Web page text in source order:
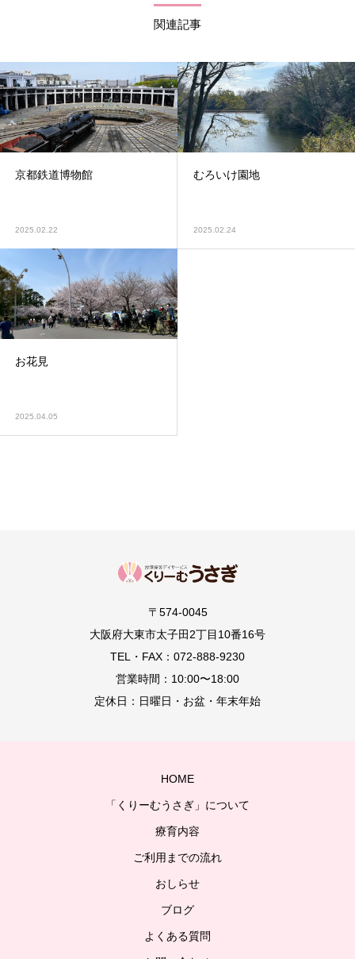
関連記事
京都鉄道博物館
2025.02.22
むろいけ園地
2025.02.24
お花見
2025.04.05
〒574-0045
大阪府大東市太子田2丁目10番16号
TEL・FAX：072-888-9230
営業時間：10:00〜18:00
定休日：日曜日・お盆・年末年始
HOME
「くりーむうさぎ」について
療育内容
ご利用までの流れ
おしらせ
ブログ
よくある質問